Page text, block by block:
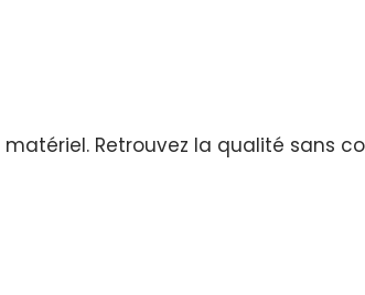
Retrouvez la qualité sans